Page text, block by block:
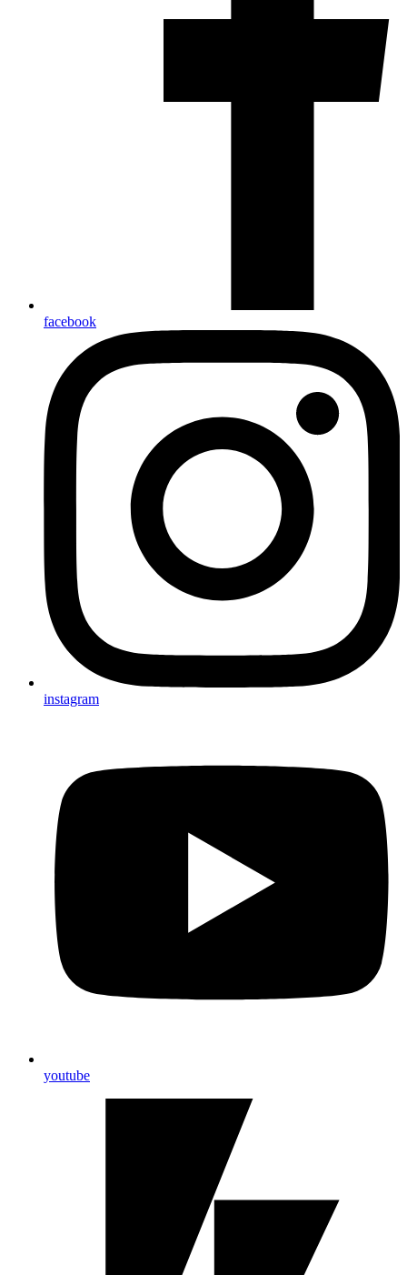
facebook
instagram
youtube